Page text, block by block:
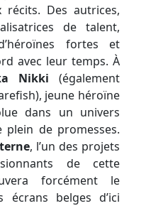
récits. Des autrices,
de talent,
fortes et
avec leur temps. À
Nikki (également
jeune héroïne
dans un univers
plein de promesses.
, l’un des projets
de cette
forcément le
écrans belges d’ici